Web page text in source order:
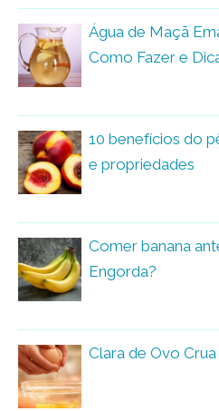
Água de Maçã
Como Fazer e
10 benefícios do
e propriedades
Comer banana
Engorda?
Clara de Ovo